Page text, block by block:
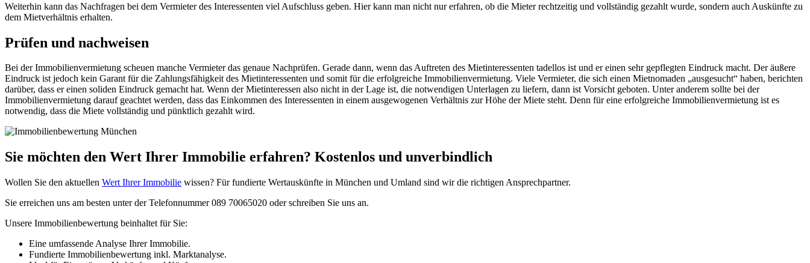
Weiterhin kann das Nachfragen bei dem Vermieter des Interessenten viel Aufschluss geben. Hier kann man nicht nur erfahren, ob die Mieter rechtzeitig und vollständig gezahlt wurde, sondern auch Auskünfte zu
dem Mietverhältnis erhalten.
Prüfen und nachweisen
Bei der Immobilienvermietung scheuen manche Vermieter das genaue Nachprüfen. Gerade dann, wenn das Auftreten des Mietinteressenten tadellos ist und er einen sehr gepflegten Eindruck macht. Der äußere
Eindruck ist jedoch kein Garant für die Zahlungsfähigkeit des Mietinteressenten und somit für die erfolgreiche Immobilienvermietung. Viele Vermieter, die sich einen Mietnomaden „ausgesucht“ haben, berichten
darüber, dass er einen soliden Eindruck gemacht hat. Wenn der Mietinteressen also nicht in der Lage ist, die notwendigen Unterlagen zu liefern, dann ist Vorsicht geboten. Unter anderem sollte bei der
Immobilienvermietung darauf geachtet werden, dass das Einkommen des Interessenten in einem ausgewogenen Verhältnis zur Höhe der Miete steht. Denn für eine erfolgreiche Immobilienvermietung ist es
notwendig, dass die Miete vollständig und pünktlich gezahlt wird.
Sie möchten den Wert Ihrer Immobilie erfahren? Kostenlos und unverbindlich
Wollen Sie den aktuellen Wert Ihrer Immobilie wissen? Für fundierte Wertauskünfte in München und Umland sind wir die richtigen Ansprechpartner.
Sie erreichen uns am besten unter der Telefonnummer 089 70065020 oder schreiben Sie uns an.
Unsere Immobilienbewertung beinhaltet für Sie:
Eine umfassende Analyse Ihrer Immobilie.
Fundierte Immobilienbewertung inkl. Marktanalyse.